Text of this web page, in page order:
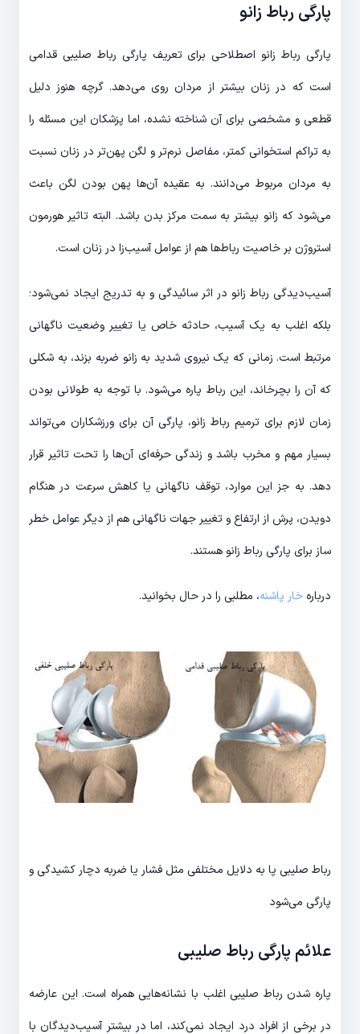
پارگی رباط زانو
پارگی رباط زانو اصطلاحی برای تعریف پارگی رباط صلیبی قدامی
است که در زنان بیشتر از مردان روی می‌دهد. گرچه هنوز دلیل
قطعی و مشخصی برای آن شناخته نشده، اما پزشکان این مسئله را
به تراکم استخوانی کمتر، مفاصل نرم‌تر و لگن پهن‌تر در زنان نسبت
به مردان مربوط می‌دانند. به عقیده آن‌ها پهن بودن لگن باعث
می‌شود که زانو بیشتر به سمت مرکز بدن باشد. البته تاثیر هورمون
استروژن بر خاصیت رباط‌ها هم از عوامل آسیب‌زا در زنان است.
آسیب‌دیدگی رباط زانو در اثر سائیدگی و به تدریج ایجاد نمی‌شود؛
بلکه اغلب به یک آسیب، حادثه خاص یا تغییر وضعیت ناگهانی
مرتبط است. زمانی که یک نیروی شدید به زانو ضربه بزند، به شکلی
که آن را بچرخاند، این رباط پاره می‌شود. با توجه به طولانی بودن
زمان لازم برای ترمیم رباط زانو، پارگی آن برای ورزشکاران می‌تواند
بسیار مهم و مخرب باشد و زندگی حرفه‌ای آن‌ها را تحت تاثیر قرار
دهد. به جز این موارد، توقف ناگهانی یا کاهش سرعت در هنگام
دویدن، پرش از ارتفاع و تغییر جهات ناگهانی هم از دیگر عوامل خطر
ساز برای پارگی رباط زانو هستند.
درباره خار پاشنه، مطلبی را در حال بخوانید.
رباط صلیبی پا به دلایل مختلفی مثل فشار یا ضربه دچار کشیدگی و
پارگی می‌شود
علائم پارگی رباط صلیبی
پاره شدن رباط صلیبی اغلب با نشانه‌هایی همراه است. این عارضه
در برخی از افراد درد ایجاد نمی‌کند، اما در بیشتر آسیب‌دیدگان با